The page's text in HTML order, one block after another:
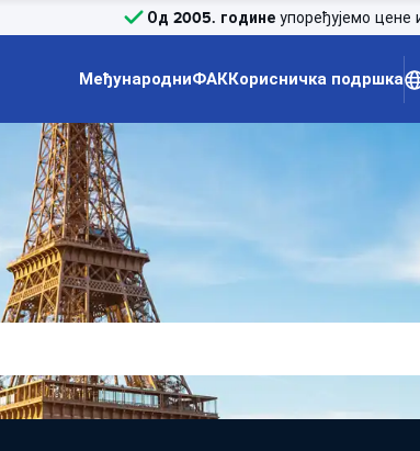
Од 2005. године упоређујемо
МеђународниФАККорисничка подршка